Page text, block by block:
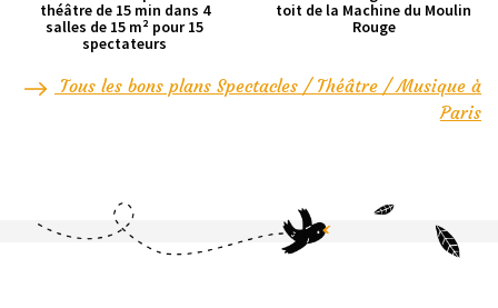
théâtre de 15 min dans 4
salles de 15 m² pour 15
spectateurs
toit de la Machine du Moulin
Rouge
Tous les bons plans Spectacles / Théâtre / Musique à
Paris